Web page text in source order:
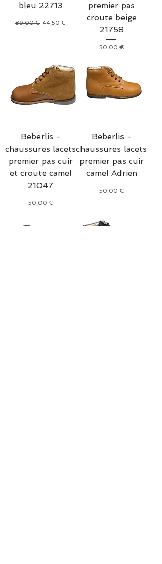
bleu 22713
Prix original
89,00 € Prix promotionnel
44,50 €
premier pas
croute beige
21758
Prix
50,00 €
Beberlis -
chaussures lacets
premier pas cuir
et croute camel
21047
Prix
50,00 €
Beberlis -
chaussures lacets
premier pas cuir
camel Adrien
Prix
50,00 €